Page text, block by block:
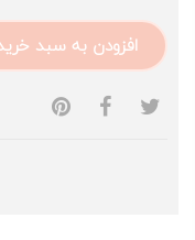
افزودن به سبد